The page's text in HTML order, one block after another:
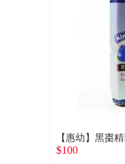
【惠幼】黑棗
$100